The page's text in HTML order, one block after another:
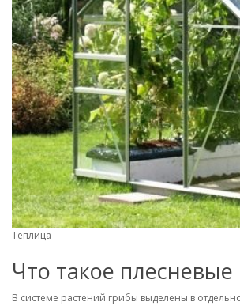
Теплица
Что такое
В системе растений грибы выделены в